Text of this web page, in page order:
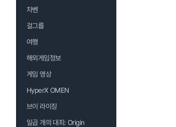
차벤
걸그룹
여행
해외게임정보
게임 영상
HyperX OMEN
브이 라이징
일곱 개의 대죄: Origin